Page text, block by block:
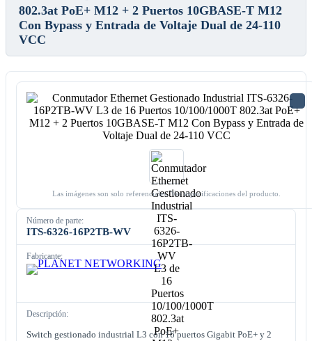
802.3at PoE+ M12 + 2 Puertos 10GBASE-T M12
Con Bypass y Entrada de Voltaje Dual de 24-110
VCC
Las imágenes son solo referenciales. Ver especificaciones del producto.
Número de parte:
ITS-6326-16P2TB-WV
Fabricante:
Descripción:
Switch gestionado industrial L3 con 16 puertos Gigabit PoE+ y 2